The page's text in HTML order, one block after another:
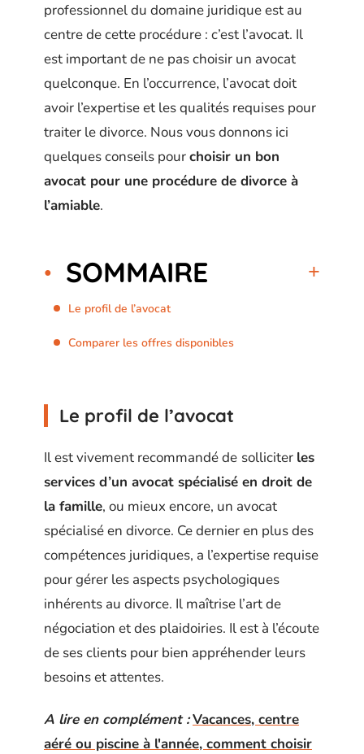
professionnel du domaine juridique est au
centre de cette procédure : c’est l’avocat. Il
est important de ne pas choisir un avocat
quelconque. En l’occurrence, l’avocat doit
avoir l’expertise et les qualités requises pour
traiter le divorce. Nous vous donnons ici
quelques conseils pourchoisir un bon
avocat pour une procédure de divorce à
l’amiable.
SOMMAIRE
Le profil de l’avocat
Comparer les offres disponibles
Le profil de l’avocat
Il est vivement recommandé de solliciter les
services d’un avocat spécialisé en droit de
la famille, ou mieux encore, un avocat
spécialisé en divorce. Ce dernier en plus des
compétences juridiques, a l’expertise requise
pour gérer les aspects psychologiques
inhérents au divorce. Il maîtrise l’art de
négociation et des plaidoiries. Il est à l’écoute
de ses clients pour bien appréhender leurs
besoins et attentes.
A lire en complément :Vacances, centre
aéré ou piscine à l'année, comment choisir